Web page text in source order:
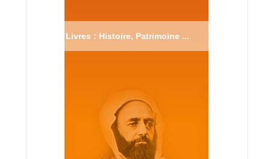
Livres : Histoire, Patrimoine ...